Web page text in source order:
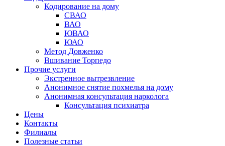
Кодирование на дому
СВАО
ВАО
ЮВАО
ЮАО
Метод Довженко
Вшивание Торпедо
Прочие услуги
Экстренное вытрезвление
Анонимное снятие похмелья на дому
Анонимная консультация нарколога
Консультация психиатра
Цены
Контакты
Филиалы
Полезные статьи